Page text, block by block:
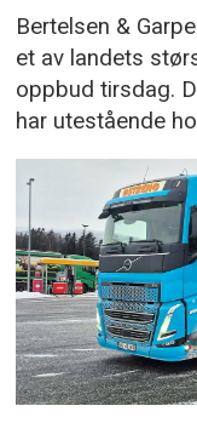
Bertelsen &
et av landets
oppbud tirsdag.
har utestående